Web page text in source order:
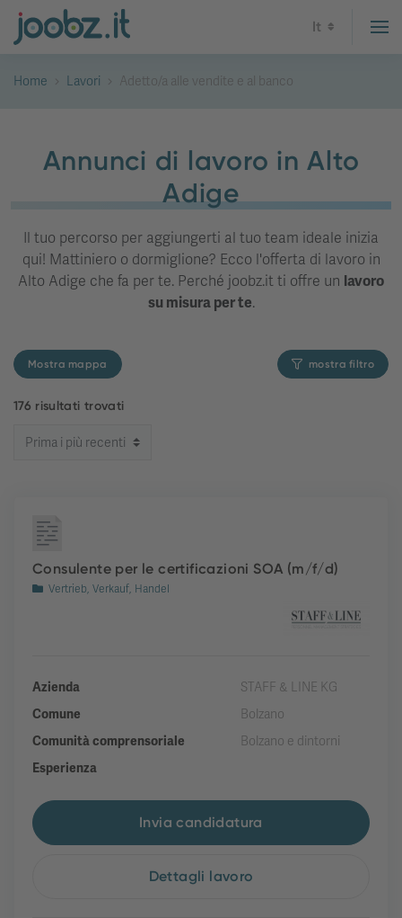
It
Home Lavori Adetto/a alle vendite e al banco
Annunci di lavoro in Alto
Adige
Il tuo percorso per aggiungerti al tuo team ideale inizia
qui! Mattiniero o dormiglione? Ecco l'offerta di lavoro in
Alto Adige che fa per te. Perché joobz.it ti offre un lavoro
su misura per te.
Mostra mappa mostra filtro
176 risultati trovati
Consulente per le certificazioni SOA (m/f/d)
Vertrieb, Verkauf, Handel
Azienda
STAFF & LINE KG
Comune
Bolzano
Comunità comprensoriale
Bolzano e dintorni
Esperienza
Invia candidatura
Dettagli lavoro